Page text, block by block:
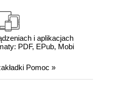
i aplikacjach
PDF, EPub, Mobi
Pomoc »